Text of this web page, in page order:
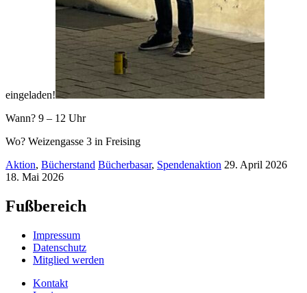
eingeladen!
Wann? 9 – 12 Uhr
Wo? Weizengasse 3 in Freising
Aktion, Bücherstand Bücherbasar, Spendenaktion 29. April 2026
18. Mai 2026
Fußbereich
Impressum
Datenschutz
Mitglied werden
Kontakt